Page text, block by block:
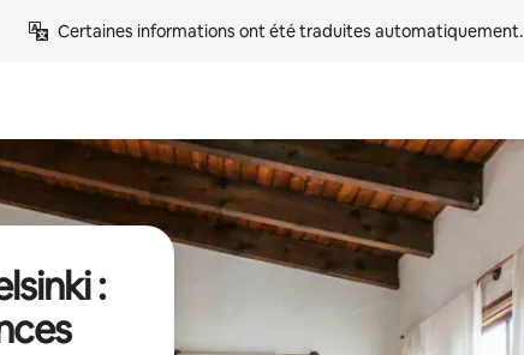
Certaines informations ont été traduites automatiquement.
: